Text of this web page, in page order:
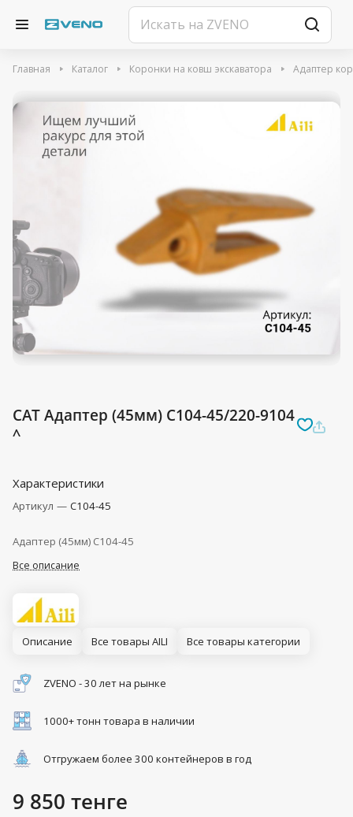
Главная Каталог Коронки на ковш экскаватора Адаптер
CAT Адаптер (45мм) C104-45/220-9104
^
Характеристики
Артикул — C104-45
Адаптер (45мм) C104-45
Все описание
Описание Все товары AILI Все товары категории
ZVENO - 30 лет на рынке
1000+ тонн товара в наличии
Отгружаем более 300 контейнеров в год
9 850 тенге